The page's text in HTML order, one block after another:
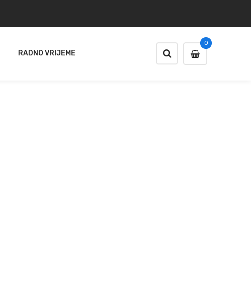
RADNO VRIJEME
0